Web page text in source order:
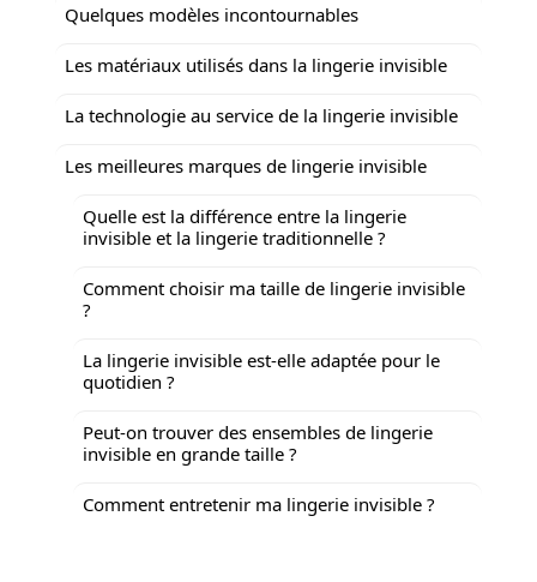
Quelques modèles incontournables
Les matériaux utilisés dans la lingerie invisible
La technologie au service de la lingerie invisible
Les meilleures marques de lingerie invisible
Quelle est la différence entre la lingerie
invisible et la lingerie traditionnelle ?
Comment choisir ma taille de lingerie invisible
?
La lingerie invisible est-elle adaptée pour le
quotidien ?
Peut-on trouver des ensembles de lingerie
invisible en grande taille ?
Comment entretenir ma lingerie invisible ?